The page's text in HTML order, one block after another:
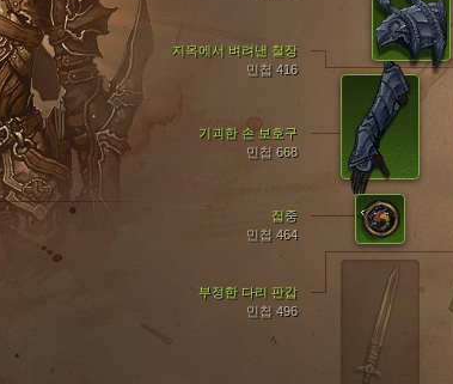
지옥에서 벼려낸 철장
민첩 416
기괴한 손 보호구
민첩 668
부정한 다리 판갑
민첩 496
집중
민첩 464